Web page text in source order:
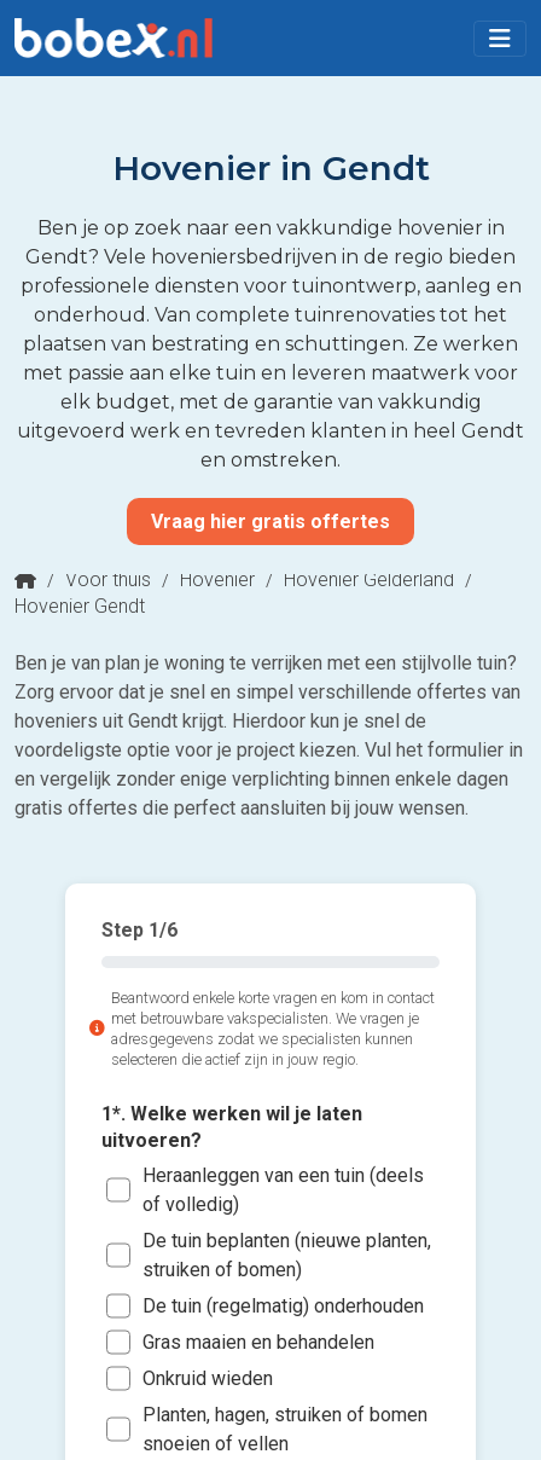
Hovenier in Gendt
Ben je op zoek naar een vakkundige hovenier in
Gendt? Vele hoveniersbedrijven in de regio bieden
professionele diensten voor tuinontwerp, aanleg en
onderhoud. Van complete tuinrenovaties tot het
plaatsen van bestrating en schuttingen. Ze werken
met passie aan elke tuin en leveren maatwerk voor
elk budget, met de garantie van vakkundig
uitgevoerd werk en tevreden klanten in heel Gendt
en omstreken.
Vraag hier gratis offertes
/ Voor thuis / Hovenier / Hovenier Gelderland /
Hovenier Gendt
Ben je van plan je woning te verrijken met een stijlvolle tuin?
Zorg ervoor dat je snel en simpel verschillende offertes van
hoveniers uit Gendt krijgt. Hierdoor kun je snel de
voordeligste optie voor je project kiezen. Vul het formulier in
en vergelijk zonder enige verplichting binnen enkele dagen
gratis offertes die perfect aansluiten bij jouw wensen.
Step 1/6
Beantwoord enkele korte vragen en kom in contact
met betrouwbare vakspecialisten. We vragen je
adresgegevens zodat we specialisten kunnen
selecteren die actief zijn in jouw regio.
1*. Welke werken wil je laten
uitvoeren?
Heraanleggen van een tuin (deels
of volledig)
De tuin beplanten (nieuwe planten,
struiken of bomen)
De tuin (regelmatig) onderhouden
Gras maaien en behandelen
Onkruid wieden
Planten, hagen, struiken of bomen
snoeien of vellen